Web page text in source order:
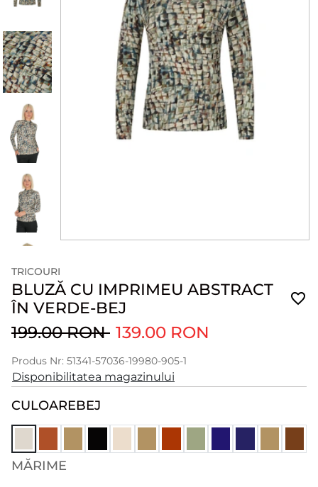
TRICOURI
BLUZĂ CU IMPRIMEU ABSTRACT
ÎN VERDE-BEJ
199.00 RON 139.00 RON
Produs Nr: 51341-57036-19980-905-1
Disponibilitatea magazinului
CULOAREBEJ
MĂRIME